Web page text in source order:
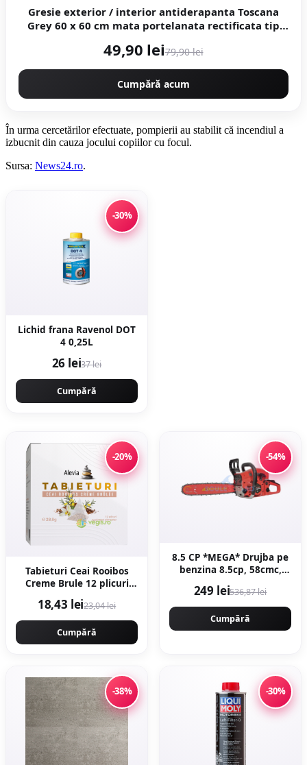
Gresie exterior / interior antiderapanta Toscana
Grey 60 x 60 cm mata portelanata rectificata tip
49,90 lei79,90 lei
Cumpără acum
În urma cercetărilor efectuate, pompierii au stabilit că incendiul a
izbucnit din cauza jocului copiilor cu focul.
Sursa: News24.ro.
-30%
Lichid frana Ravenol DOT
4 0,25L
26 lei37 lei
Cumpără
-20%
Tabieturi Ceai Rooibos
Creme Brule 12 plicuri
18,43 lei23,04 lei
Cumpără
-54%
8.5 CP *MEGA* Drujba pe
benzina 8.5cp, 58cmc,
MOTOYAMA JAPAN 9800
CMP9800
249 lei536,87 lei
Cumpără
-38% -30%